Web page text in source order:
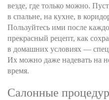
везде, где только можно.
в спальне, на кухне, в
Пользуйтесь ими после
прекрасный рецепт, как
в домашних условиях —
Их можно даже надевать на
время.
Салонные